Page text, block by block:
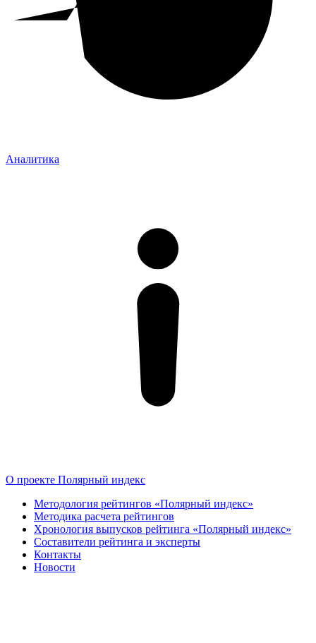
Аналитика
О проекте Полярный индекс
Методология рейтингов «Полярный индекс»
Методика расчета рейтингов
Хронология выпусков рейтинга «Полярный индекс»
Составители рейтинга и эксперты
Контакты
Новости